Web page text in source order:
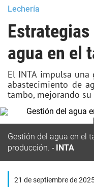
Lechería
agua en el
El INTA impulsa
abastecimiento de
tambo, mejorando su
Gestión del agua en el
producción.
INTA
21 de septiembre de